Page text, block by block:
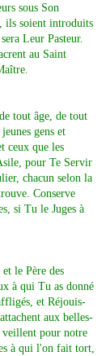
sous Son
ils soient introduits
Leur Pasteur.
au Saint
tout âge, de tout
gens et
ceux que les
pour Te Servir
chacun selon la
Conserve
si Tu le Juges à
le Père des
à qui Tu as donné
et Réjouis-
aux belles-
veillent pour notre
à qui l'on fait tort,